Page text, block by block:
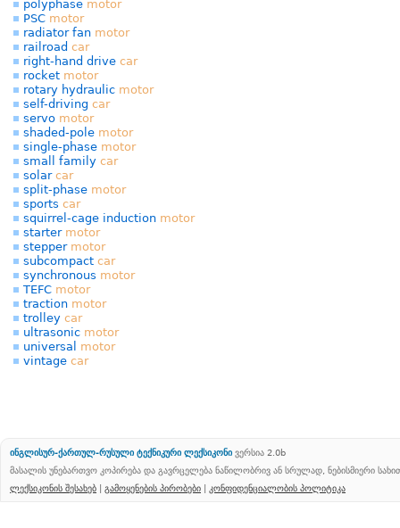
polyphase motor
PSC motor
radiator fan motor
railroad car
right-hand drive car
rocket motor
rotary hydraulic motor
self-driving car
servo motor
shaded-pole motor
single-phase motor
small family car
solar car
split-phase motor
sports car
squirrel-cage induction motor
starter motor
stepper motor
subcompact car
synchronous motor
TEFC motor
traction motor
trolley car
ultrasonic motor
universal motor
vintage car
ინგლისურ-ქართულ-რუსული ტექნიკური ლექსიკონი ვერსია 2.0b
მასალის უნებართვო კოპირება და გავრცელება ნაწილობრივ ან სრულად, ნებისმიერი
ლექსიკონის შესახებ | გამოყენების პირობები | კონფიდენციალობის პოლიტიკა